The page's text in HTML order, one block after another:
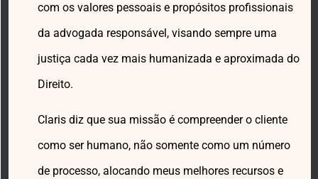
com os valores pessoais e propósitos profissionais
da advogada responsável, visando sempre uma
justiça cada vez mais humanizada e aproximada do
Direito.
Claris diz que sua missão é compreender o cliente
como ser humano, não somente como um número
de processo, alocando meus melhores recursos e